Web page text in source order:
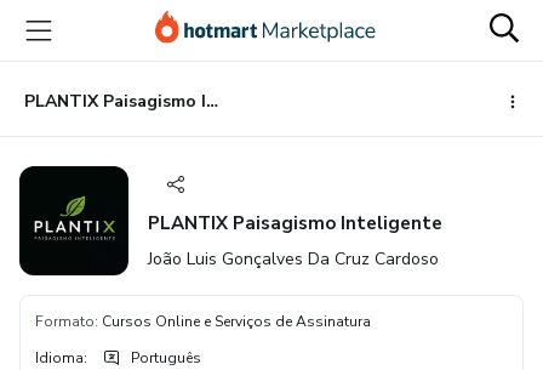
para
conteúdo
principal
para
pagamento
para
rodapé
PLANTIX Paisagismo Inteligente
PLANTIX Paisagismo Inteligente
João Luis Gonçalves Da Cruz Cardoso
Formato: Cursos Online e Serviços de Assinatura
Idioma: Português